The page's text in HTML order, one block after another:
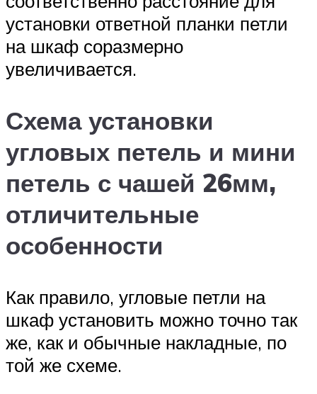
установки ответной планки петли
на шкаф соразмерно
увеличивается.
Схема установки
угловых петель и мини
петель с чашей 26мм,
отличительные
особенности
Как правило, угловые петли на
шкаф установить можно точно так
же, как и обычные накладные, по
той же схеме.